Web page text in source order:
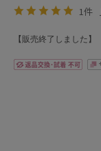
1件
【販売終了しました】